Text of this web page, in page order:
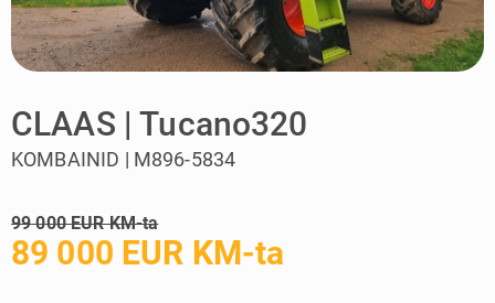
CLAAS | Tucano320
KOMBAINID | M896-5834
99 000 EUR KM-ta
89 000 EUR KM-ta